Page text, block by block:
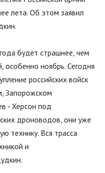
лета. Об этом заявил
будет страшнее, чем
особенно ноябрь. Сегодня
российских войск
Запорожском
- Херсон под
дроноводов, они уже
технику. Вся трасса
и